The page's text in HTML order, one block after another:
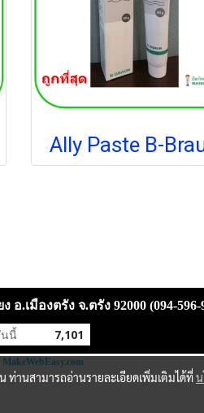
Ally Paste B-
มืองตรัง จ.ตรัง 92000 (094-596-
นี้ 7,101
MakeWebEasy.com
ท่านสามารถอ่านรายละเอียดเพิ่มเติมได้ที่